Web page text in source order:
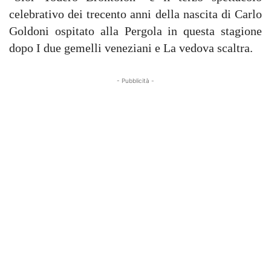
celebrativo dei trecento anni della nascita di Carlo
Goldoni ospitato alla Pergola in questa stagione
dopo I due gemelli veneziani e La vedova scaltra.
- Pubblicità -